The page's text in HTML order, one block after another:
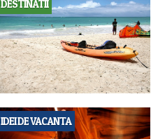
DESTINATII
IDEI DE VACANTA